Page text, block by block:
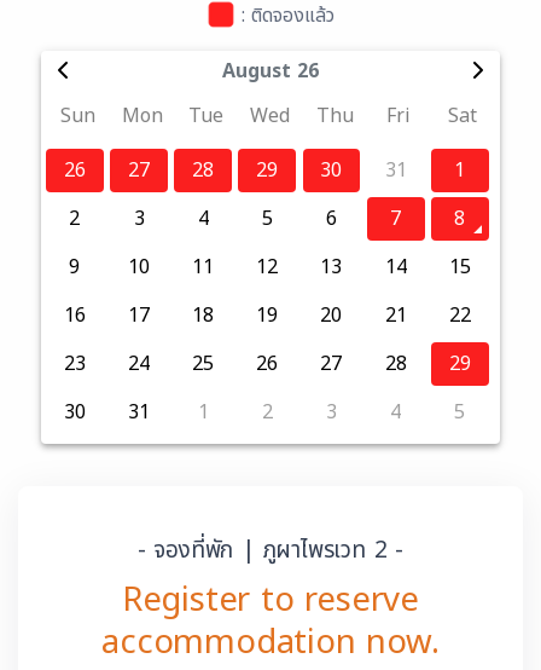
: ติดจองแล้ว
August 26
Sun
Mon Tue Wed Thu Fri
Sat
26
27 28 29 30 31
1
2
3 4 5 6 7
8
9
10 11 12 13 14
15
16
17 18 19 20 21
22
23
24 25 26 27 28
29
30
31 1 2 3 4 5
- จองที่พัก | ภูผาไพรเวท 2 -
Register to reserve
accommodation now.